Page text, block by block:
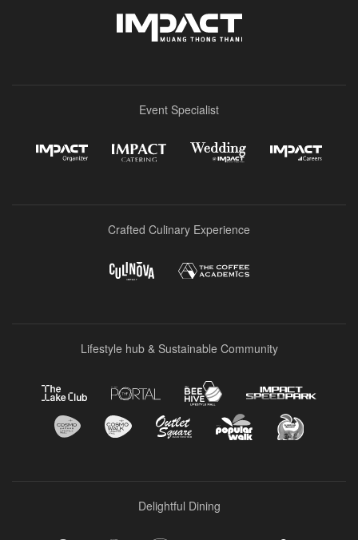
Event Specialist
Crafted Culinary Experience
Lifestyle hub & Sustainable Community
Delightful Dining